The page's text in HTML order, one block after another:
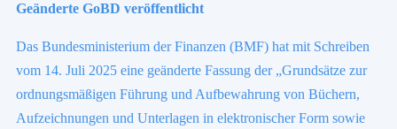
Geänderte GoBD veröffentlicht
Das Bundesministerium der Finanzen (BMF) hat mit Schreiben
vom 14. Juli 2025 eine geänderte Fassung der „Grundsätze zur
ordnungsmäßigen Führung und Aufbewahrung von Büchern,
Aufzeichnungen und Unterlagen in elektronischer Form sowie